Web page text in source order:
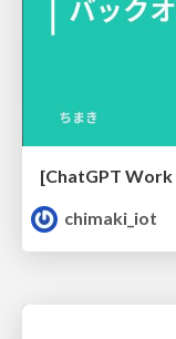
chimaki_iot